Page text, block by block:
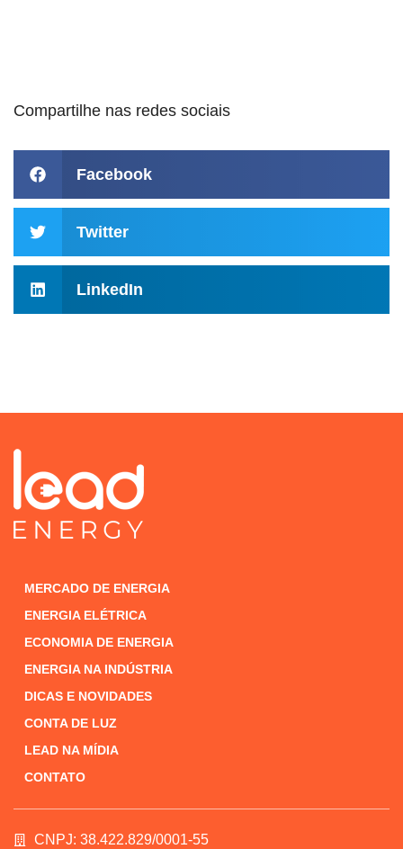
Compartilhe nas redes sociais
Facebook
Twitter
LinkedIn
MERCADO DE ENERGIA
ENERGIA ELÉTRICA
ECONOMIA DE ENERGIA
ENERGIA NA INDÚSTRIA
DICAS E NOVIDADES
CONTA DE LUZ
LEAD NA MÍDIA
CONTATO
CNPJ: 38.422.829/0001-55